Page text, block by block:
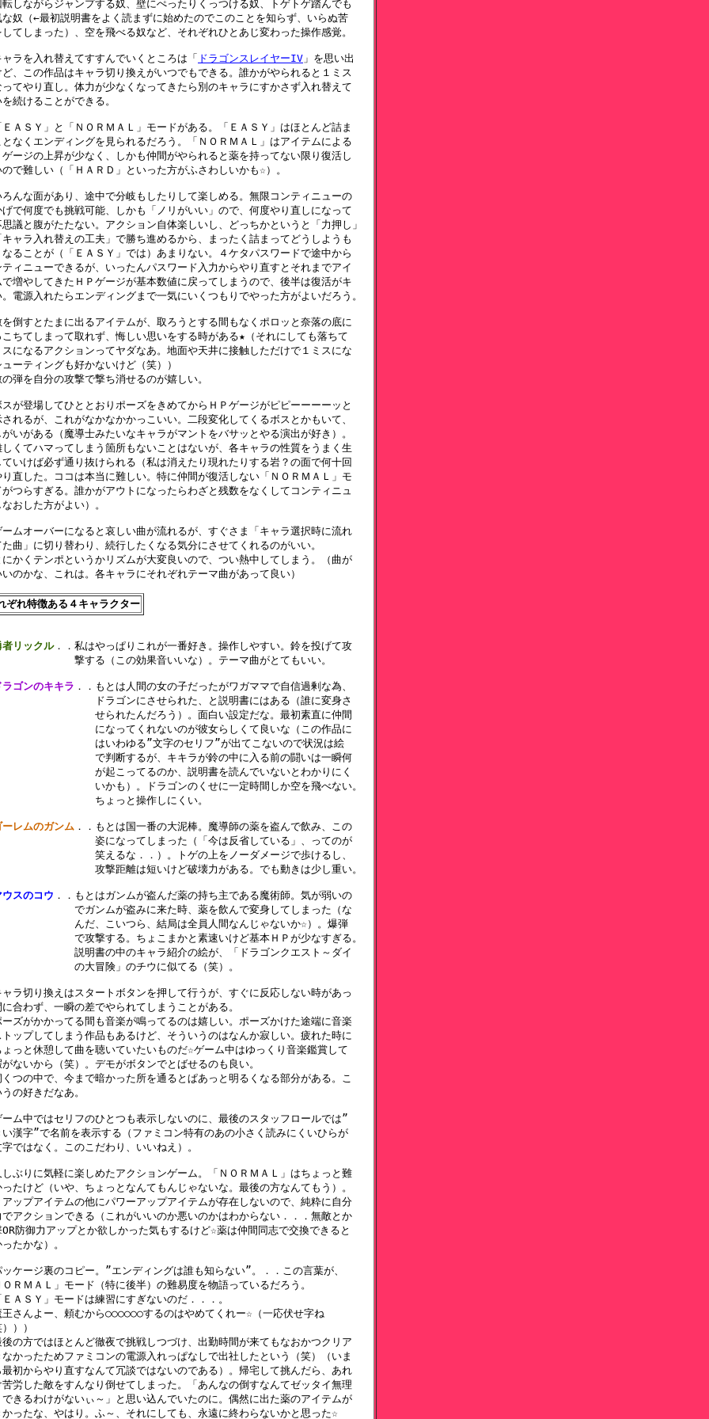
しながらジャンプする奴、壁にぺったりくっつける奴、トゲトゲ踏んでも
な奴（←最初説明書をよく読まずに始めたのでこのことを知らず、いらぬ苦
てしまった）、空を飛べる奴など、それぞれひとあじ変わった操作感覚。
ラを入れ替えてすすんでいくところは「 ドラゴンスレイヤーIV 」を思い出
ど、この作品はキャラ切り換えがいつでもできる。誰かがやられると１ミス
ってやり直し。体力が少なくなってきたら別のキャラにすかさず入れ替えて
を続けることができる。
ＡＳＹ」と「ＮＯＲＭＡＬ」モードがある。「ＥＡＳＹ」はほとんど詰ま
となくエンディングを見られるだろう。「ＮＯＲＭＡＬ」はアイテムによる
ゲージの上昇が少なく、しかも仲間がやられると薬を持ってない限り復活し
で難しい（「ＨＡＲＤ」といった方がふさわしいかも☆）。
んな面があり、途中で分岐もしたりして楽しめる。無限コンティニューの
げで何度でも挑戦可能、しかも「ノリがいい」ので、何度やり直しになって
思議と腹がたたない。アクション自体楽しいし、どっちかというと「力押し」
キャラ入れ替えの工夫」で勝ち進めるから、まったく詰まってどうしようも
なることが（「ＥＡＳＹ」では）あまりない。４ケタパスワードで途中から
ティニューできるが、いったんパスワード入力からやり直すとそれまでアイ
で増やしてきたＨＰゲージが基本数値に戻ってしまうので、後半は復活がキ
。電源入れたらエンディングまで一気にいくつもりでやった方がよいだろう。
倒すとたまに出るアイテムが、取ろうとする間もなくポロッと奈落の底に
こちてしまって取れず、悔しい思いをする時がある★（それにしても落ちて
スになるアクションってヤダなあ。地面や天井に接触しただけで１ミスにな
ューティングも好かないけど（笑））
弾を自分の攻撃で撃ち消せるのが嬉しい。
が登場してひととおりポーズをきめてからＨＰゲージがピピーーーーッと
れるが、これがなかなかかっこいい。二段変化してくるボスとかもいて、
いがある（魔導士みたいなキャラがマントをバサッとやる演出が好き）。
くてハマってしまう箇所もないことはないが、各キャラの性質をうまく生
ていけば必ず通り抜けられる（私は消えたり現れたりする岩？の面で何十回
り直した。ココは本当に難しい。特に仲間が復活しない「ＮＯＲＭＡＬ」モ
がつらすぎる。誰かがアウトになったらわざと残数をなくしてコンティニュ
おした方がよい）。
ムオーバーになると哀しい曲が流れるが、すぐさま「キャラ選択時に流れ
曲」に切り替わり、続行したくなる気分にさせてくれるのがいい。
かくテンポというかリズムが大変良いので、つい熱中してしまう。（曲が
のかな、これは。各キャラにそれぞれテーマ曲があって良い）
ぞれ特徴ある４キャラクター
者リックル．．私はやっぱりこれが一番好き。操作しやすい。鈴を投げて攻
る（この効果音いいな）。テーマ曲がとてもいい。
ラゴンのキキラ ．．もとは人間の女の子だったがワガママで自信過剰な為、
ラゴンにさせられた、と説明書にはある（誰に変身さ
られたんだろう）。面白い設定だな。最初素直に仲間
なってくれないのが彼女らしくて良いな（この作品に
いわゆる”文字のセリフ”が出てこないので状況は絵
判断するが、キキラが鈴の中に入る前の闘いは一瞬何
起こってるのか、説明書を読んでいないとわかりにく
も）。ドラゴンのくせに一定時間しか空を飛べない。
ょっと操作しにくい。
ーレムのガンム ．．もとは国一番の大泥棒。魔導師の薬を盗んで飲み、この
になってしまった（「今は反省している」、ってのが
えるな．．）。トゲの上をノーダメージで歩けるし、
距離は短いけど破壊力がある。でも動きは少し重い。
ウスのコウ ．．もとはガンムが盗んだ薬の持ち主である魔術師。気が弱いの
ンムが盗みに来た時、薬を飲んで変身してしまった（な
、こいつら、結局は全員人間なんじゃないか☆）。爆弾
撃する。ちょこまかと素速いけど基本ＨＰが少なすぎる。
書の中のキャラ紹介の絵が、「ドラゴンクエスト～ダイ
大冒険」のチウに似てる（笑）。
ラ切り換えはスタートボタンを押して行うが、すぐに反応しない時があっ
合わず、一瞬の差でやられてしまうことがある。
ズがかかってる間も音楽が鳴ってるのは嬉しい。ポーズかけた途端に音楽
トップしてしまう作品もあるけど、そういうのはなんか寂しい。疲れた時に
ょっと休憩して曲を聴いていたいものだ☆ゲーム中はゆっくり音楽鑑賞して
がないから（笑）。デモがボタンでとばせるのも良い。
つの中で、今まで暗かった所を通るとぱあっと明るくなる部分がある。こ
うの好きだなあ。
ム中ではセリフのひとつも表示しないのに、最後のスタッフロールでは”
い漢字”で名前を表示する（ファミコン特有のあの小さく読みにくいひらが
ではなく。このこだわり、いいねえ）。
ぶりに気軽に楽しめたアクションゲーム。「ＮＯＲＭＡＬ」はちょっと難
ったけど（いや、ちょっとなんてもんじゃないな。最後の方なんてもう）。
アップアイテムの他にパワーアップアイテムが存在しないので、純粋に自分
でアクションできる（これがいいのか悪いのかはわからない．．．無敵とか
OR防御力アップとか欲しかった気もするけど☆薬は仲間同志で交換できると
たかな）。
ケージ裏のコピー。”エンディングは誰も知らない”。．．この言葉が、
ＯＲＭＡＬ」モード（特に後半）の難易度を物語っているだろう。
ＡＳＹ」モードは練習にすぎないのだ．．．。
王さんよー、頼むから○○○○○○するのはやめてくれー☆（一応伏せ字ね
）））
の方ではほとんど徹夜で挑戦しつづけ、出勤時間が来てもなおかつクリア
なかったためファミコンの電源入れっぱなしで出社したという（笑）（いま
最初からやり直すなんて冗談ではないのである）。帰宅して挑んだら、あれ
苦労した敵をすんなり倒せてしまった。「あんなの倒すなんてゼッタイ無理
できるわけがないぃ～」と思い込んでいたのに。偶然に出た薬のアイテムが
かったな、やはり。ふ～、それにしても、永遠に終わらないかと思った☆